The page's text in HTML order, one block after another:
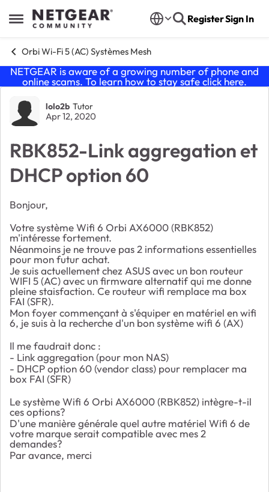
Open Side Menu
Skip to content RegisterSign In
Orbi Wi-Fi 5 (AC) Systèmes Mesh
NETGEAR is aware of a growing number of phone and
online scams. To learn how to stay safe click here.
Forum Discussion
lolo2b Tutor
Apr 12, 2020
RBK852-Link aggregation et
DHCP option 60
Bonjour,
Votre système Wifi 6 Orbi AX6000 (RBK852)
m'intéresse fortement.
Néanmoins je ne trouve pas 2 informations essentielles
pour mon futur achat.
Je suis actuellement chez ASUS avec un bon routeur
WIFI 5 (AC) avec un firmware alternatif qui me donne
pleine staisfaction. Ce routeur wifi remplace ma box
FAI (SFR).
Mon foyer commençant à s'équiper en matériel en wifi
6, je suis à la recherche d'un bon système wifi 6 (AX)
Il me faudrait donc :
- Link aggregation (pour mon NAS)
- DHCP option 60 (vendor class) pour remplacer ma
box FAI (SFR)
Le système Wifi 6 Orbi AX6000 (RBK852) intègre-t-il
ces options?
D'une manière générale quel autre matériel Wifi 6 de
votre marque serait compatible avec mes 2
demandes?
Par avance, merci